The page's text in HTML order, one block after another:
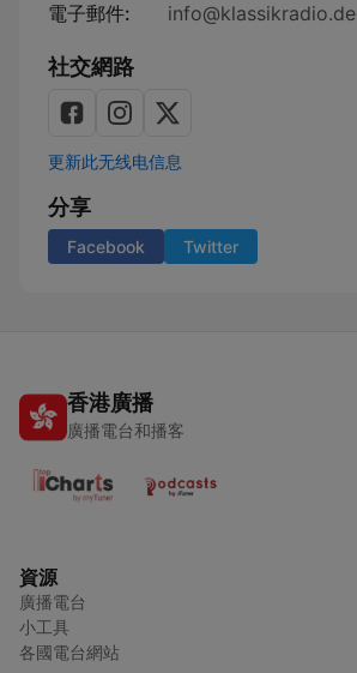
電子郵件:
info@klassikradio.de
社交網路
更新此无线电信息
分享
Facebook Twitter
香港廣播
廣播電台和播客
資源
廣播電台
小工具
各國電台網站